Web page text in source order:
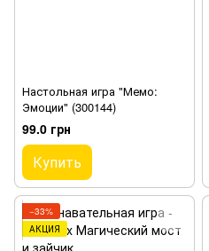
Настольная игра "Мемо:
Эмоции" (300144)
99.0 грн
Купить
−33%
АКЦИЯ